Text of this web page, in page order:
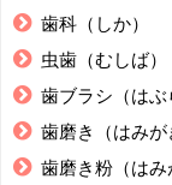
歯科（しか）
虫歯（むしば）
歯ブラシ（はぶ
歯磨き（はみが
歯磨き粉（はみ